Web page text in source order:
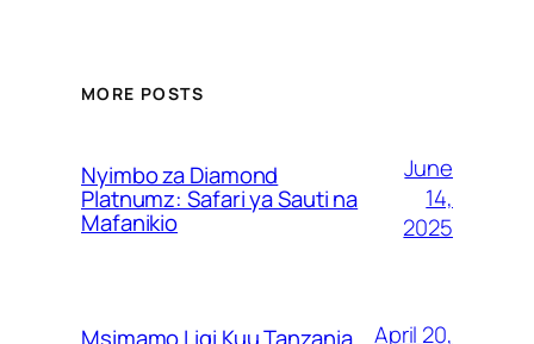
MORE POSTS
Nyimbo za Diamond
Platnumz: Safari ya Sauti na
Mafanikio
June
14,
2025
Msimamo Ligi Kuu Tanzania
April 20,